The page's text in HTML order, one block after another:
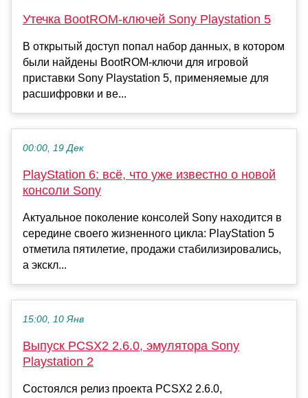
Утечка BootROM-ключей Sony Playstation 5
В открытый доступ попал набор данных, в котором
были найдены BootROM-ключи для игровой
приставки Sony Playstation 5, применяемые для
расшифровки и ве...
00:00, 19 Дек
PlayStation 6: всё, что уже известно о новой
консоли Sony
Актуальное поколение консолей Sony находится в
середине своего жизненного цикла: PlayStation 5
отметила пятилетие, продажи стабилизировались,
а экскл...
15:00, 10 Янв
Выпуск PCSX2 2.6.0, эмулятора Sony
Playstation 2
Состоялся релиз проекта PCSX2 2.6.0,